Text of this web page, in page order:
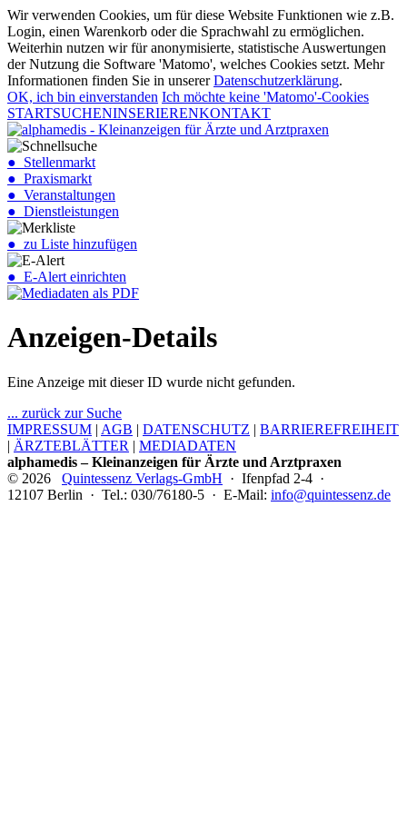
Wir verwenden Cookies, um für diese Website Funktionen wie z.B.
Login, einen Warenkorb oder die Sprachwahl zu ermöglichen.
Weiterhin nutzen wir für anonymisierte, statistische Auswertungen
der Nutzung die Software 'Matomo', welches Cookies setzt. Mehr
Informationen finden Sie in unsererDatenschutzerklärung.
OK, ich bin einverstanden Ich möchte keine 'Matomo'-Cookies
STARTSUCHENINSERIERENKONTAKT
● Stellenmarkt
● Praxismarkt
● Veranstaltungen
● Dienstleistungen
● zu Liste hinzufügen
● E-Alert einrichten
Anzeigen-Details
Eine Anzeige mit dieser ID wurde nicht gefunden.
... zurück zur Suche
IMPRESSUM | AGB | DATENSCHUTZ | BARRIEREFREIHEIT
| ÄRZTEBLÄTTER | MEDIADATEN
alphamedis – Kleinanzeigen für Ärzte und Arztpraxen
© 2026 Quintessenz Verlags-GmbH · Ifenpfad 2-4 ·
12107 Berlin · Tel.: 030/76180-5 · E-Mail: info@quintessenz.de